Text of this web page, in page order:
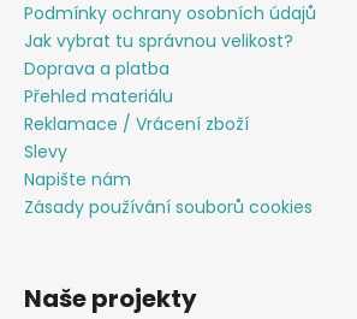
Podmínky ochrany osobních údajů
Jak vybrat tu správnou velikost?
Doprava a platba
Přehled materiálu
Reklamace / Vrácení zboží
Slevy
Napište nám
Zásady používání souborů cookies
Naše projekty